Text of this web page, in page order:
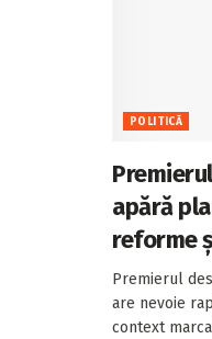
POLITICĂ
apără
reforme
Premierul
are nevoie
context